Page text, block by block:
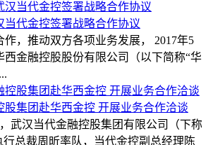
当代金控签署战略合作协议
作，推动双方各项业务发展， 2017年5
西金融控股股份有限公司（以下简称“华
股集团赴华西金控 开展业务合作洽谈
武汉当代金融控股集团有限公司（下称
行总裁周昕率队，当代金控副总经理陈